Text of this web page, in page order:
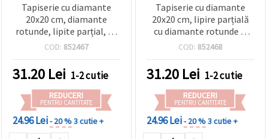
Tapiserie cu diamante
20x20 cm, diamante
rotunde, lipite parțial, cu
ramă - Zână strălucitoare
COD: 852467
31.20 Lei 1-2 cutie
REDUCERI
PENTRU CANTITATE
24.96 Lei- 20 %3 cutie +
Tapiserie cu diamante
20x20 cm, lipire parțială
cu diamante rotunde și
ramă - Cățeluș alb pufos
COD: 852468
31.20 Lei 1-2 cutie
REDUCERI
PENTRU CANTITATE
24.96 Lei- 20 %3 cutie +